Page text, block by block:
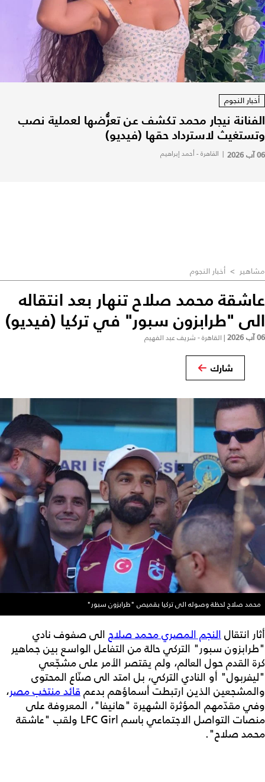
أخبار النجوم
الفنانة نيجار محمد تكشف عن تعرُّضها لعملية نصب
وتستغيث لاسترداد حقها (فيديو)
06 آب 2026 | القاهرة - أحمد إبراهيم
مشاهير > أخبار النجوم
عاشقة محمد صلاح تنهار بعد انتقاله
الى "طرابزون سبور" في تركيا (فيديو)
06 آب 2026 | القاهرة - شريف عبد الفهيم
شارك
محمد صلاح لحظة وصوله الى تركيا بقميص "طرابزون سبور"
أثار انتقالالنجم المصري محمد صلاح الى صفوف نادي
"طرابزون سبور" التركي حالة من التفاعل الواسع بين جماهير
كرة القدم حول العالم، ولم يقتصر الأمر على مشجّعي
"ليفربول" أو النادي التركي، بل امتد الى صنّاع المحتوى
والمشجعين الذين ارتبطت أسماؤهم بدعمقائد منتخب مصر،
وفي مقدّمهم المؤثرة الشهيرة "هانيفا"، المعروفة على
منصات التواصل الاجتماعي باسم LFC Girl ولقب "عاشقة
محمد صلاح".